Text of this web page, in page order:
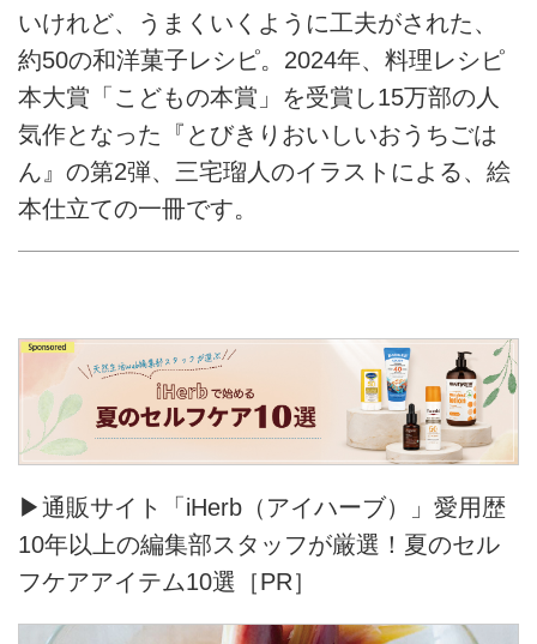
いけれど、うまくいくように工夫がされた、
約50の和洋菓子レシピ。2024年、料理レシピ
本大賞「こどもの本賞」を受賞し15万部の人
気作となった『とびきりおいしいおうちごは
ん』の第2弾、三宅瑠人のイラストによる、絵
本仕立ての一冊です。
▶通販サイト「iHerb（アイハーブ）」愛用歴
10年以上の編集部スタッフが厳選！夏のセル
フケアアイテム10選［PR］